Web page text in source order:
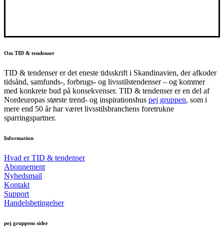
Om TID & tendenser
TID & tendenser er det eneste tidsskrift i Skandinavien, der afkoder
tidsånd, samfunds-, forbrugs- og livsstilstendenser – og kommer
med konkrete bud på konsekvenser. TID & tendenser er en del af
Nordeuropas største trend- og inspirationshus pej gruppen, som i
mere end 50 år har været livsstilsbranchens foretrukne
sparringspartner.
Information
Hvad er TID & tendenser
Abonnement
Nyhedsmail
Kontakt
Support
Handelsbetingelser
pej gruppens sider